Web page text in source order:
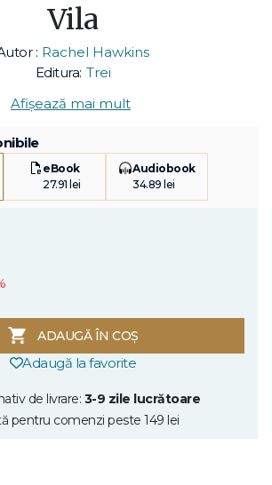
Vila
: Rachel Hawkins
Editura: Trei
Afișează mai mult
eBook
27.91 lei
Audiobook
34.89 lei
ADAUGĂ ÎN COȘ
Adaugă la favorite
de livrare: 3-9 zile lucrătoare
pentru comenzi peste 149 lei